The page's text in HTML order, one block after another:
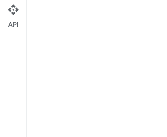
Ad Placement API
Cómo registrarse
API